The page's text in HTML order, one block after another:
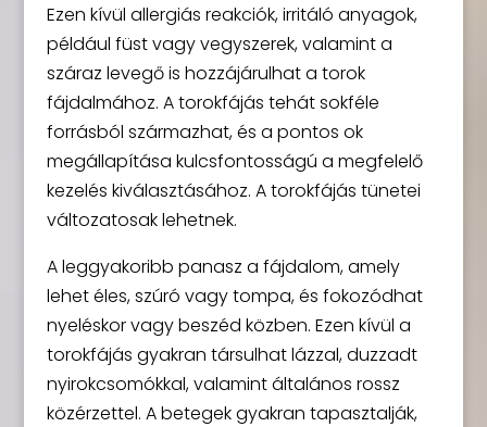
Ezen kívül allergiás reakciók, irritáló anyagok,
például füst vagy vegyszerek, valamint a
száraz levegő is hozzájárulhat a torok
fájdalmához. A torokfájás tehát sokféle
forrásból származhat, és a pontos ok
megállapítása kulcsfontosságú a megfelelő
kezelés kiválasztásához. A torokfájás tünetei
változatosak lehetnek.
A leggyakoribb panasz a fájdalom, amely
lehet éles, szúró vagy tompa, és fokozódhat
nyeléskor vagy beszéd közben. Ezen kívül a
torokfájás gyakran társulhat lázzal, duzzadt
nyirokcsomókkal, valamint általános rossz
közérzettel. A betegek gyakran tapasztalják,